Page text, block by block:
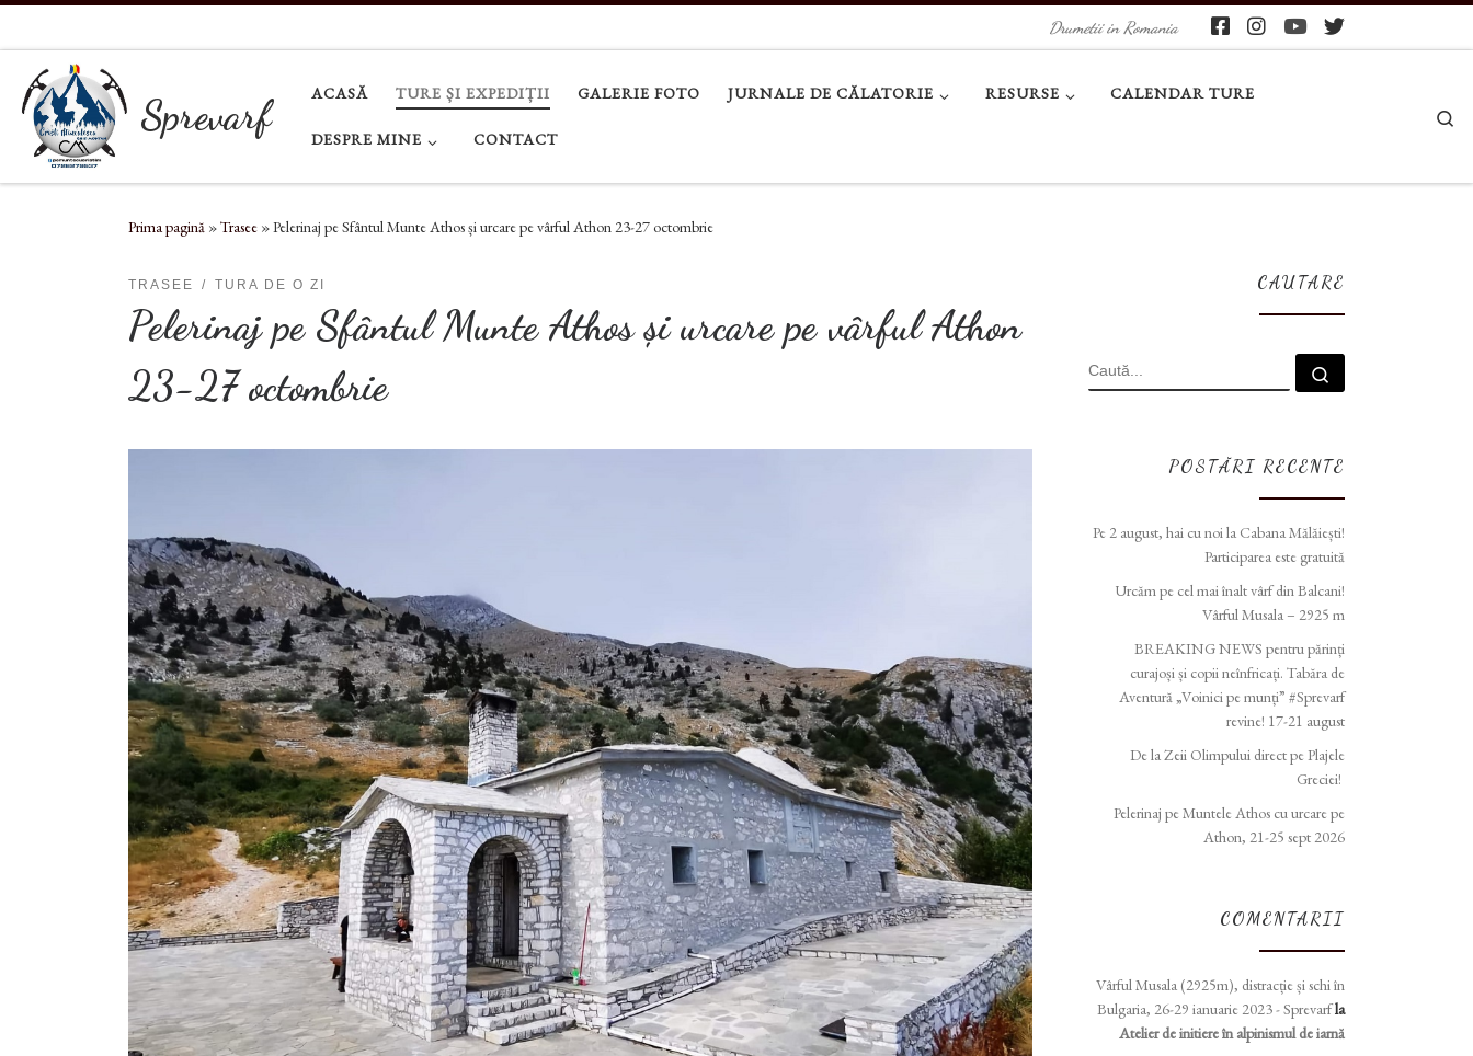
Drumetii in Romania
Sprevarf ACASĂ TURE ȘI EXPEDIȚII GALERIE FOTO JURNALE DE CĂLATORIE RESURSE CALENDAR TURE
DESPRE MINE CONTACT
Prima pagină »Trasee »Pelerinaj pe Sfântul Munte Athos și urcare pe vârful Athon 23-27 octombrie
TRASEE TURA DE O ZI
Pelerinaj pe Sfântul Munte Athos și urcare pe vârful Athon
23-27 octombrie
CAUTARE
CĂUTARE
POSTĂRI RECENTE
Pe 2 august, hai cu noi la Cabana Mălăiești!
Participarea este gratuită
Urcăm pe cel mai înalt vârf din Balcani!
Vârful Musala – 2925 m
BREAKING NEWS pentru părinți
curajoși și copii neînfricați. Tabăra de
Aventură „Voinici pe munți” #Sprevarf
revine! 17-21 august
De la Zeii Olimpului direct pe Plajele
Greciei!
Pelerinaj pe Muntele Athos cu urcare pe
Athon, 21-25 sept 2026
COMENTARII
Vârful Musala (2925m), distracție și schi în
Bulgaria, 26-29 ianuarie 2023 - Sprevarfla
Atelier de initiere în alpinismul de iarnă